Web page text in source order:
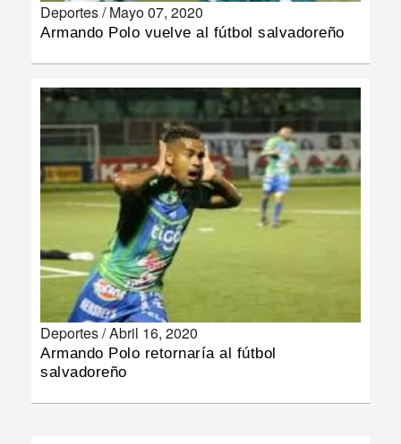
DEPORTES
MUNDO
INSÓLITAS
MULTIMEDIA
Deportes /Mayo 07, 2020
Armando Polo vuelve al fútbol salvadoreño
Deportes /Abril 16, 2020
Armando Polo retornaría al fútbol
salvadoreño